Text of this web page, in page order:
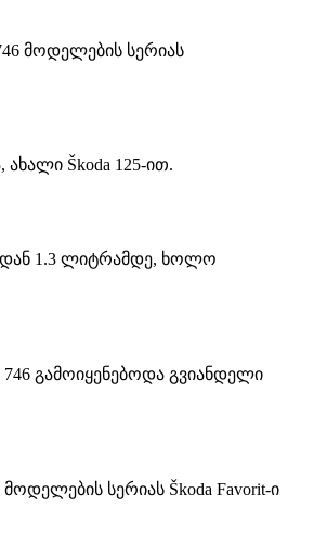
მოდელების სერიას
Škoda 125-ით.
დან 1.3 ლიტრამდე, ხოლო
გამოიყენებოდა გვიანდელი
სერიას Škoda Favorit-ი